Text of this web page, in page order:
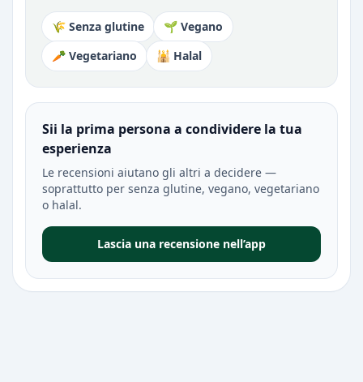
🌾 Senza glutine
🌱 Vegano
🥕 Vegetariano
🕌 Halal
Sii la prima persona a condividere la tua
esperienza
Le recensioni aiutano gli altri a decidere —
soprattutto per senza glutine, vegano, vegetariano
o halal.
Lascia una recensione nell’app